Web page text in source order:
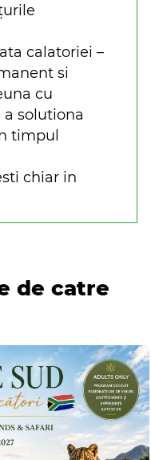
calatoriei –
si
cu
solutiona
timpul
chiar in
de catre